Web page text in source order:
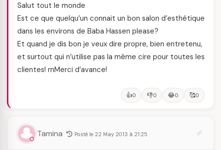
Salut tout le monde
Est ce que quelqu’un connait un bon salon d’esthétique
dans les environs de Baba Hassen please?
Et quand je dis bon je veux dire propre, bien entretenu,
et surtout qui n’utilise pas la même cire pour toutes les
clientes! rnMerci d’avance!
👍0 👎0 😂0 🥰0
Tamina Posté le 22 May 2013 à 21:25